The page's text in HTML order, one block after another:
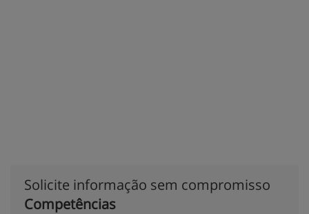
Solicite informação sem compromisso
Competências